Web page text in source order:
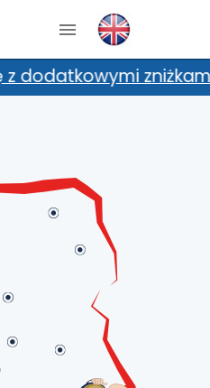
m.in. kartami